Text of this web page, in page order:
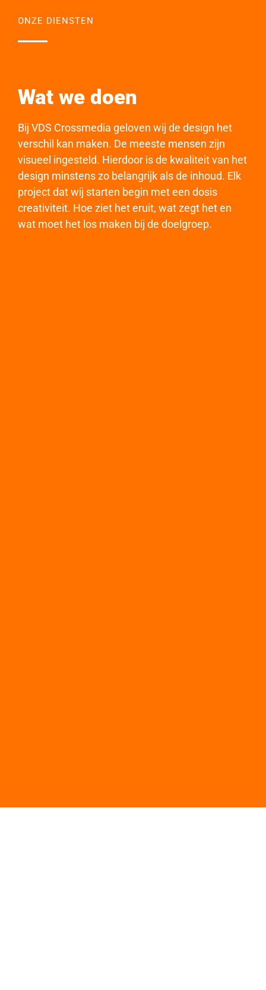
ONZE DIENSTEN
Wat we doen
Bij VDS Crossmedia geloven wij de design het
verschil kan maken. De meeste mensen zijn
visueel ingesteld. Hierdoor is de kwaliteit van het
design minstens zo belangrijk als de inhoud. Elk
project dat wij starten begin met een dosis
creativiteit. Hoe ziet het eruit, wat zegt het en
wat moet het los maken bij de doelgroep.